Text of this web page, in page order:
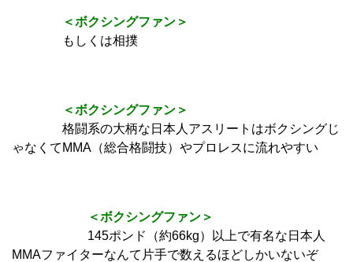
＜ボクシングファン＞
もしくは相撲
＜ボクシングファン＞
格闘系の大柄な日本人アスリートはボクシングじ
ゃなくてMMA（総合格闘技）やプロレスに流れやすい
＜ボクシングファン＞
145ポンド（約66kg）以上で有名な日本人
MMAファイターなんて片手で数えるほどしかいないぞ